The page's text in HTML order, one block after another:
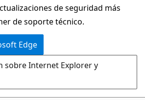
de seguridad más
de soporte técnico.
Edge
sobre Internet Explorer y